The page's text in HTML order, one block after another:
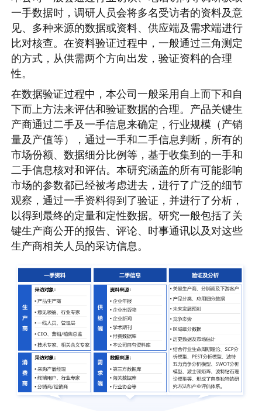
一手数据时，调研人员会将多名受访者的资料及意
见、多种来源的数据或资料、供应端及需求端进行
比对核查。在资料验证过程中，一般通过三角测定
的方式，从供需两个方向出发，验证资料的合理
性。
在数据验证过程中，本公司一般采用自上而下和自
下而上方法来评估和验证数据的合理。产品关键生
产商通过二手及一手信息来确定，行业规模（产销
量及产值等），通过一手和二手信息判断，所有的
市场份额、数据细分比例等，基于收集到的一手和
二手信息核对和评估。本研究涵盖的所有可能影响
市场的参数都已经被考虑进去，进行了广泛的细节
观察，通过一手资料得到了验证，并进行了分析，
以得到最终的定量和定性数据。研究一般包括了关
键生产商公开的报告、评论、时事通讯以及对这些
生产商相关人员的采访信息。